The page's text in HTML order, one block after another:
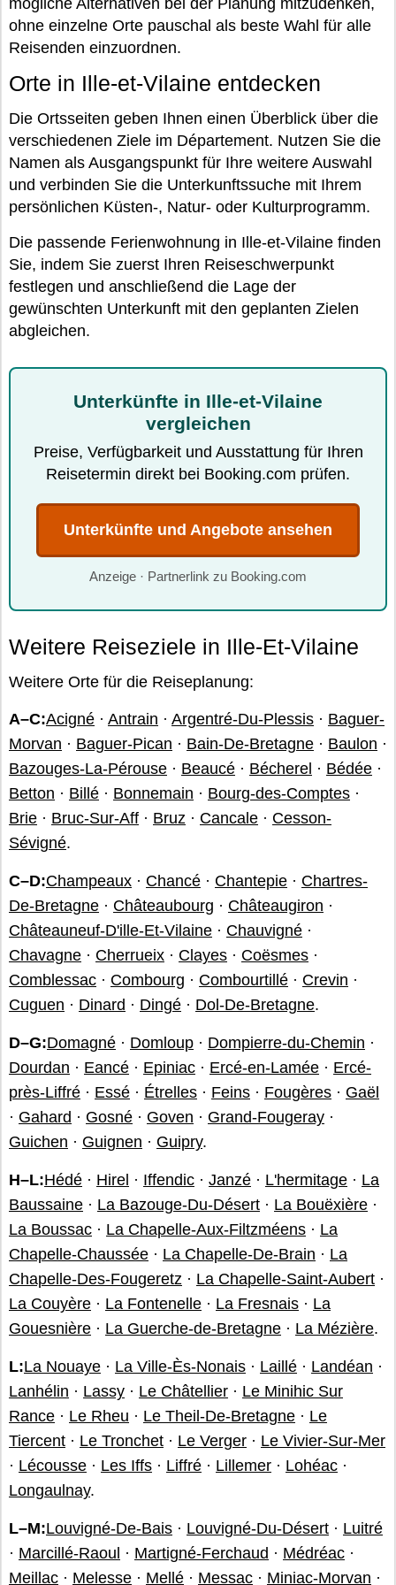
mögliche Alternativen bei der Planung mitzudenken,
ohne einzelne Orte pauschal als beste Wahl für alle
Reisenden einzuordnen.
Orte in Ille-et-Vilaine entdecken
Die Ortsseiten geben Ihnen einen Überblick über die
verschiedenen Ziele im Département. Nutzen Sie die
Namen als Ausgangspunkt für Ihre weitere Auswahl
und verbinden Sie die Unterkunftssuche mit Ihrem
persönlichen Küsten-, Natur- oder Kulturprogramm.
Die passende Ferienwohnung in Ille-et-Vilaine finden
Sie, indem Sie zuerst Ihren Reiseschwerpunkt
festlegen und anschließend die Lage der
gewünschten Unterkunft mit den geplanten Zielen
abgleichen.
Unterkünfte in Ille-et-Vilaine
vergleichen
Preise, Verfügbarkeit und Ausstattung für Ihren
Reisetermin direkt bei Booking.com prüfen.
Unterkünfte und Angebote ansehen
Anzeige · Partnerlink zu Booking.com
Weitere Reiseziele in Ille-Et-Vilaine
Weitere Orte für die Reiseplanung:
A–C:Acigné · Antrain · Argentré-Du-Plessis · Baguer-
Morvan · Baguer-Pican · Bain-De-Bretagne · Baulon ·
Bazouges-La-Pérouse · Beaucé · Bécherel · Bédée ·
Betton · Billé · Bonnemain · Bourg-des-Comptes ·
Brie · Bruc-Sur-Aff · Bruz · Cancale · Cesson-
Sévigné.
C–D:Champeaux · Chancé · Chantepie · Chartres-
De-Bretagne · Châteaubourg · Châteaugiron ·
Châteauneuf-D'ille-Et-Vilaine · Chauvigné ·
Chavagne · Cherrueix · Clayes · Coësmes ·
Comblessac · Combourg · Combourtillé · Crevin ·
Cuguen · Dinard · Dingé · Dol-De-Bretagne.
D–G:Domagné · Domloup · Dompierre-du-Chemin ·
Dourdan · Eancé · Epiniac · Ercé-en-Lamée · Ercé-
près-Liffré · Essé · Étrelles · Feins · Fougères · Gaël
· Gahard · Gosné · Goven · Grand-Fougeray ·
Guichen · Guignen · Guipry.
H–L:Hédé · Hirel · Iffendic · Janzé · L'hermitage · La
Baussaine · La Bazouge-Du-Désert · La Bouëxière ·
La Boussac · La Chapelle-Aux-Filtzméens · La
Chapelle-Chaussée · La Chapelle-De-Brain · La
Chapelle-Des-Fougeretz · La Chapelle-Saint-Aubert ·
La Couyère · La Fontenelle · La Fresnais · La
Gouesnière · La Guerche-de-Bretagne · La Mézière.
L:La Nouaye · La Ville-Ès-Nonais · Laillé · Landéan ·
Lanhélin · Lassy · Le Châtellier · Le Minihic Sur
Rance · Le Rheu · Le Theil-De-Bretagne · Le
Tiercent · Le Tronchet · Le Verger · Le Vivier-Sur-Mer
· Lécousse · Les Iffs · Liffré · Lillemer · Lohéac ·
Longaulnay.
L–M:Louvigné-De-Bais · Louvigné-Du-Désert · Luitré
· Marcillé-Raoul · Martigné-Ferchaud · Médréac ·
Meillac · Melesse · Mellé · Messac · Miniac-Morvan ·